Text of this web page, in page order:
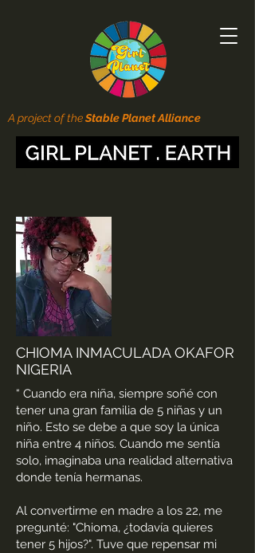
A project of theStable Planet Alliance
CHIOMA INMACULADA OKAFOR
NIGERIA
“ Cuando era niña, siempre soñé con
tener una gran familia de 5 niñas y un
niño. Esto se debe a que soy la única
niña entre 4 niños. Cuando me sentía
solo, imaginaba una realidad alternativa
donde tenía hermanas.
Al convertirme en madre a los 22, me
pregunté: "Chioma, ¿todavía quieres
tener 5 hijos?". Tuve que repensar mi